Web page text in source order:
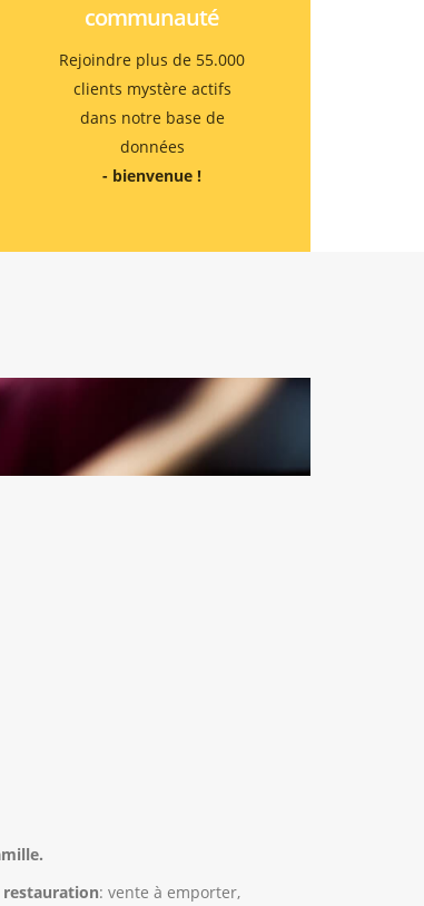
communauté
Rejoindre plus de 55.000
clients mystère actifs
dans notre base de
données
- bienvenue !
: vente à emporter,